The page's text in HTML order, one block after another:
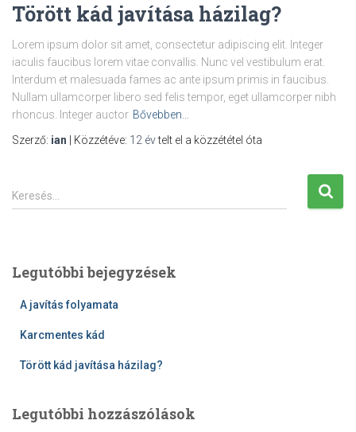
Törött kád javítása házilag?
Lorem ipsum dolor sit amet, consectetur adipiscing elit. Integer
iaculis faucibus lorem vitae convallis. Nunc vel vestibulum erat.
Interdum et malesuada fames ac ante ipsum primis in faucibus.
Nullam ullamcorper libero sed felis tempor, eget ullamcorper nibh
rhoncus. Integer auctor Bővebben…
Szerző: ian | Közzétéve: 12 évtelt el a közzététel óta
K
e
é
Keresés…
Legutóbbi bejegyzések
A javítás folyamata
Karcmentes kád
Törött kád javítása házilag?
Legutóbbi hozzászólások